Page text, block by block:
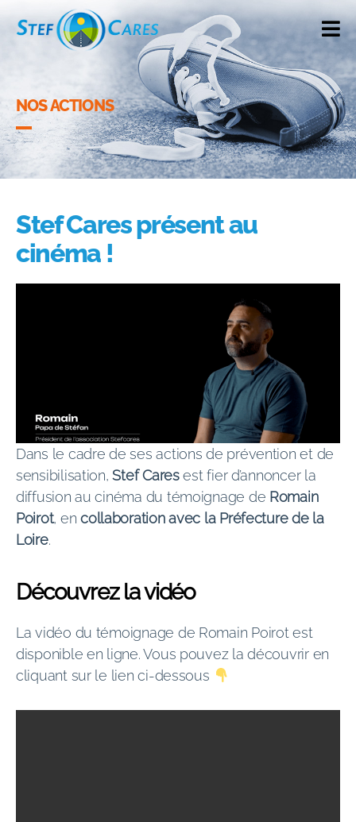
NOS ACTIONS
Stef Cares présent au
cinéma !
Dans le cadre de ses actions de prévention et de
sensibilisation,Stef Caresest fier d’annoncer la
diffusion au cinéma du témoignage de Romain
Poirot, encollaboration avec la Préfecture de la
Loire.
Découvrez la vidéo
La vidéo du témoignage de Romain Poirot est
disponible en ligne. Vous pouvez la découvrir en
cliquant sur le lien ci-dessous